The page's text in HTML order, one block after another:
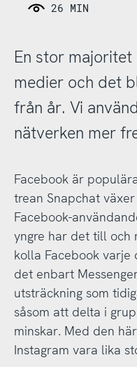
26 MIN
En stor
medier och det
från år. Vi
nätverken mer
Facebook är
trean Snapchat
Facebook-
yngre har det till och
kolla Facebook varje
det enbart
utsträckning som
såsom att delta i
minskar. Med den
Instagram vara lika